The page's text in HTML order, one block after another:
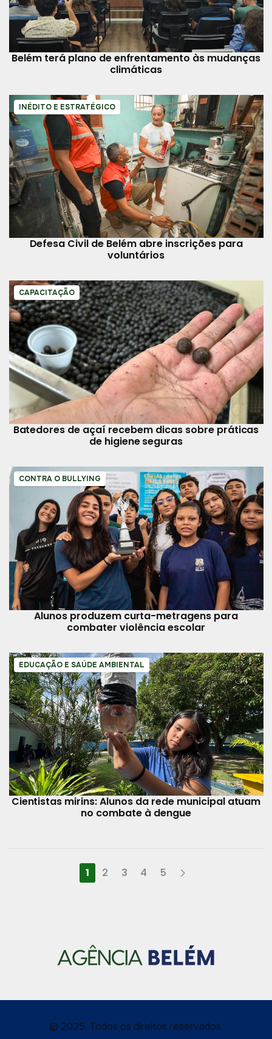
Belém terá plano de enfrentamento às mudanças
climáticas
INÉDITO E ESTRATÉGICO
Defesa Civil de Belém abre inscrições para
voluntários
CAPACITAÇÃO
Batedores de açaí recebem dicas sobre práticas
de higiene seguras
CONTRA O BULLYING
Alunos produzem curta-metragens para
combater violência escolar
EDUCAÇÃO E SAÚDE AMBIENTAL
Cientistas mirins: Alunos da rede municipal atuam
no combate à dengue
1 2 3 4 5
© 2025, Todos os direitos reservados.